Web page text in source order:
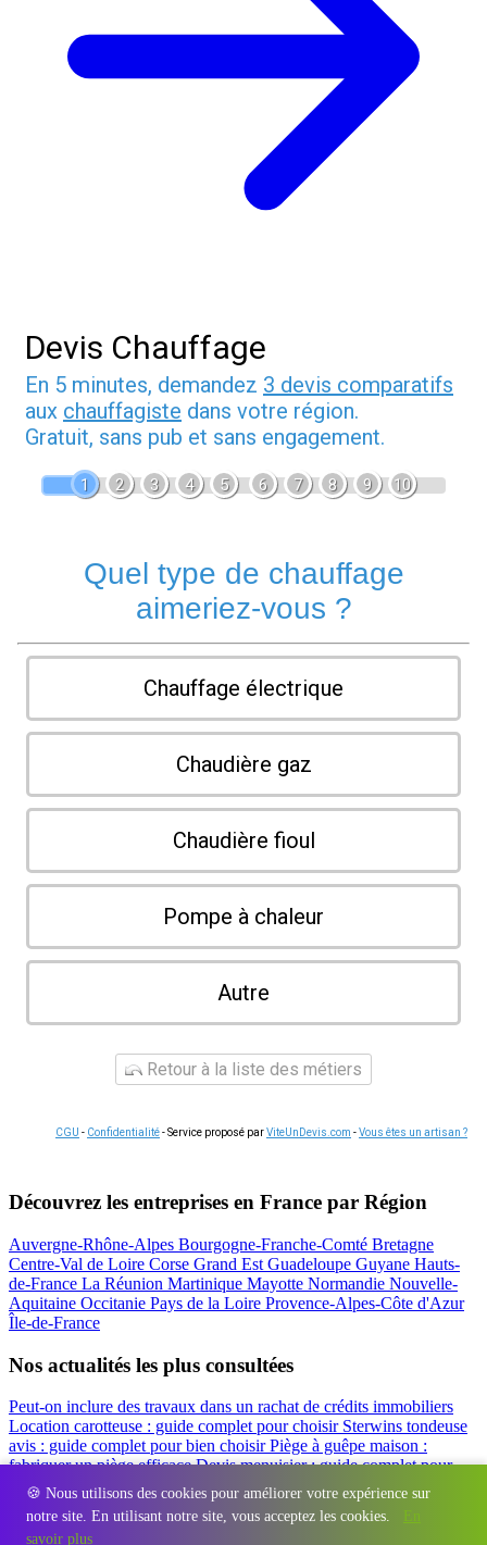
🍪 Nous utilisons des cookies pour améliorer votre expérience sur
notre site. En utilisant notre site, vous acceptez les cookies.
En
savoir plus
Devis Chauffage
En 5 minutes, demandez 3 devis comparatifs
aux chauffagiste dans votre région.
Gratuit, sans pub et sans engagement.
1 2 3 4 5 6 7 8 9 10
Quel type de chauffage
aimeriez-vous ?
Chauffage électrique
Chaudière gaz
Chaudière fioul
Pompe à chaleur
Autre
Retour à la liste des métiers
CGU - Confidentialité- Service proposé parViteUnDevis.com -Vous êtes un artisan ?
Découvrez les entreprises en France par Région
Auvergne-Rhône-Alpes Bourgogne-Franche-Comté Bretagne
Centre-Val de Loire Corse Grand Est Guadeloupe Guyane Hauts-
de-France La Réunion Martinique Mayotte Normandie Nouvelle-
Aquitaine Occitanie Pays de la Loire Provence-Alpes-Côte d'Azur
Île-de-France
Nos actualités les plus consultées
Peut-on inclure des travaux dans un rachat de crédits immobiliers
Location carotteuse : guide complet pour choisir Sterwins tondeuse
avis : guide complet pour bien choisirPiège à guêpe maison :
fabriquer un piège efficaceDevis menuisier : guide complet pour
obtenir le meilleur prix
Simulation rachat de crédit : regrouper prêt
travaux et crédits
Régions - Départements - Villes - Entreprises - Marques Contact